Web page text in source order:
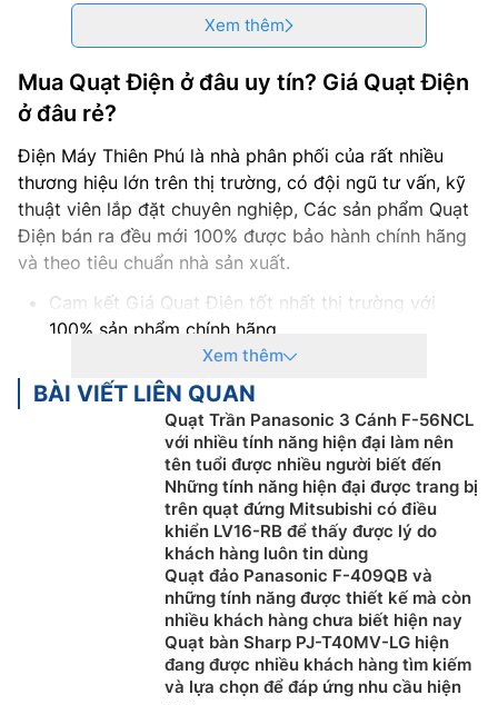
Xem thêm
Mua Quạt Điện ở đâu uy tín? Giá Quạt Điện
ở đâu rẻ?
Điện Máy Thiên Phú là nhà phân phối của rất nhiều
thương hiệu lớn trên thị trường, có đội ngũ tư vấn, kỹ
thuật viên lắp đặt chuyên nghiệp, Các sản phẩm Quạt
Điện bán ra đều mới 100% được bảo hành chính hãng
và theo tiêu chuẩn nhà sản xuất.
Cam kết Giá Quạt Điện tốt nhất thị trường với
100% sản phẩm chính hãng
Thanh toán khi mua Quạt Điện thuận tiện, bằng
tiền mặt, Sec hoặc chuyển khoản
Để được tư vấn miễn phí, hỗ trợ kỹ thuật, hướng
dẫn sử dụng quý khách hàng vui lòng liên hệ:
Khách hàng là nhà thầu, Xây dựng công trình lớn
muốn hỗ trợ về thiết kế, tư vấn về kỹ thuật cũng
như cần kỹ thuật viên thi công lắp đặt tại công
trình vui lòng Liên Hệ: 0919876633– 0983616996
Khách hàng ở Khu vực Ninh Bình xin vui lòng liên
hệ: 0912339019
Khách hàng ở Khu vực Vĩnh Phúc xin vui lòng liên
hệ: 0982067318
Xem thêm
BÀI VIẾT LIÊN QUAN
Quạt Trần Panasonic 3 Cánh F-56NCL
với nhiều tính năng hiện đại làm nên
tên tuổi được nhiều người biết đến
Những tính năng hiện đại được trang bị
trên quạt đứng Mitsubishi có điều
khiển LV16-RB để thấy được lý do
khách hàng luôn tin dùng
Quạt đảo Panasonic F-409QB và
những tính năng được thiết kế mà còn
nhiều khách hàng chưa biết hiện nay
Quạt bàn Sharp PJ-T40MV-LG hiện
đang được nhiều khách hàng tìm kiếm
và lựa chọn để đáp ứng nhu cầu hiện